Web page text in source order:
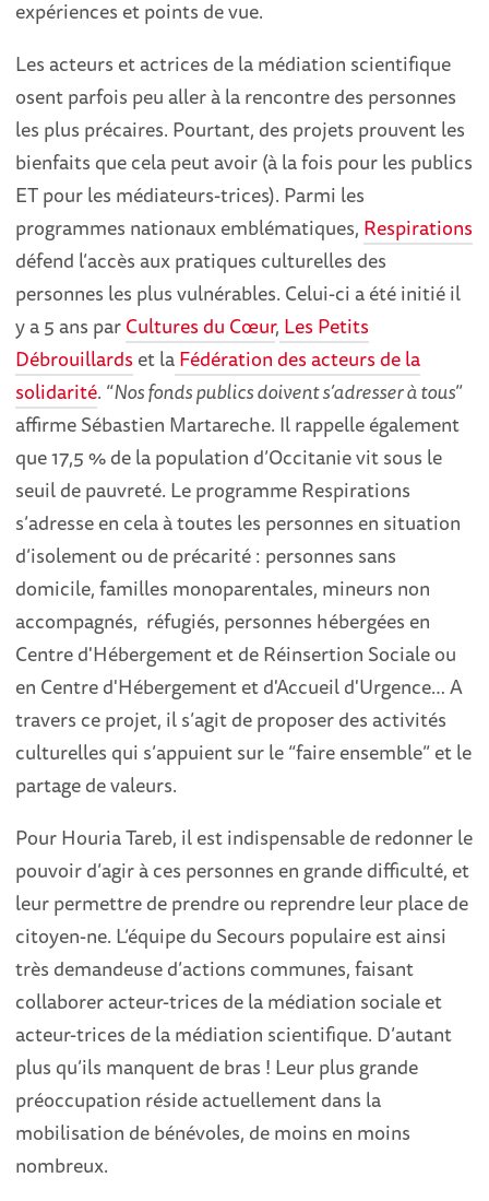
expériences et points de vue.
Les acteurs et actrices de la médiation scientifique
osent parfois peu aller à la rencontre des personnes
les plus précaires. Pourtant, des projets prouvent les
bienfaits que cela peut avoir (à la fois pour les publics
ET pour les médiateurs-trices). Parmi les
programmes nationaux emblématiques, Respirations
défend l’accès aux pratiques culturelles des
personnes les plus vulnérables. Celui-ci a été initié il
y a 5 ans parCultures du Cœur, Les Petits
Débrouillards et laFédération des acteurs de la
solidarité. “Nos fonds publics doivent s’adresser à tous”
affirme Sébastien Martareche. Il rappelle également
que 17,5 % de la population d’Occitanie vit sous le
seuil de pauvreté. Le programme Respirations
s’adresse en cela à toutes les personnes en situation
d’isolement ou de précarité : personnes sans
domicile, familles monoparentales, mineurs non
accompagnés, réfugiés, personnes hébergées en
Centre d'Hébergement et de Réinsertion Sociale ou
en Centre d'Hébergement et d'Accueil d'Urgence… A
travers ce projet, il s’agit de proposer des activités
culturelles qui s’appuient sur le “faire ensemble” et le
partage de valeurs.
Pour Houria Tareb, il est indispensable de redonner le
pouvoir d’agir à ces personnes en grande difficulté, et
leur permettre de prendre ou reprendre leur place de
citoyen-ne. L’équipe du Secours populaire est ainsi
très demandeuse d’actions communes, faisant
collaborer acteur-trices de la médiation sociale et
acteur-trices de la médiation scientifique. D’autant
plus qu’ils manquent de bras ! Leur plus grande
préoccupation réside actuellement dans la
mobilisation de bénévoles, de moins en moins
nombreux.